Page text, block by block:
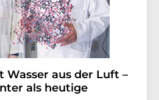
aus der Luft –
als heutige